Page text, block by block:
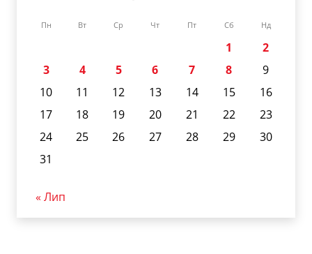
Пн Вт Ср Чт Пт Сб Нд
1
2
3
4 5 6 7 8
9
10
11 12 13 14 15
16
17
18 19 20 21 22
23
24
25 26 27 28 29
30
31
« Лип